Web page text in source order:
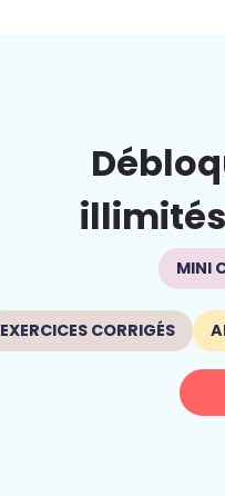
illimités
MINI
EXERCICES CORRIGÉS